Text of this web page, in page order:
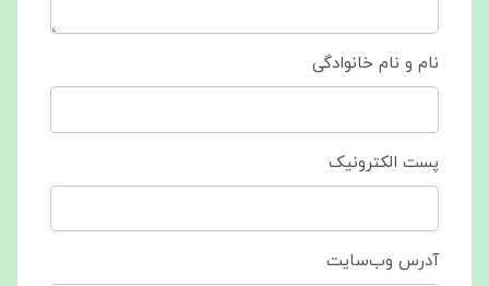
نام و نام خانوادگی
پست الکترونیک
آدرس وب‌سایت